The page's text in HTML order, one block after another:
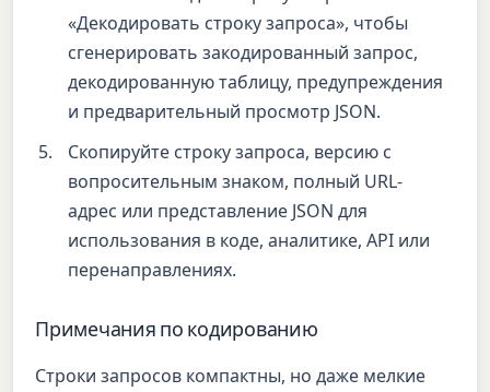
«Декодировать строку запроса», чтобы
сгенерировать закодированный запрос,
декодированную таблицу, предупреждения
и предварительный просмотр JSON.
Скопируйте строку запроса, версию с
вопросительным знаком, полный URL-
адрес или представление JSON для
использования в коде, аналитике, API или
перенаправлениях.
Примечания по кодированию
Строки запросов компактны, но даже мелкие